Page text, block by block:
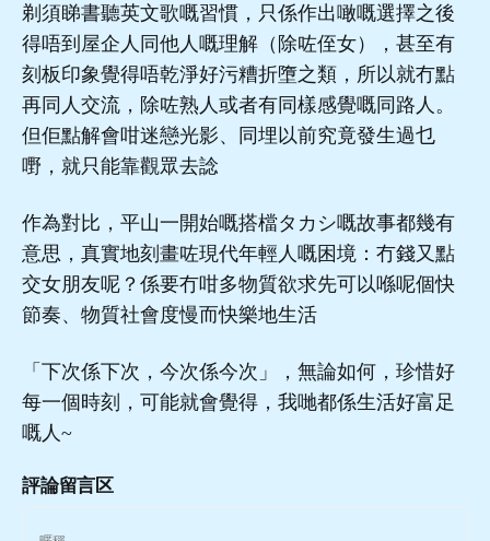
剃須睇書聽英文歌嘅習慣，只係作出噉嘅選擇之後
得唔到屋企人同他人嘅理解（除咗侄女），甚至有
刻板印象覺得唔乾淨好污糟折墮之類，所以就冇點
再同人交流，除咗熟人或者有同樣感覺嘅同路人。
但佢點解會咁迷戀光影、同埋以前究竟發生過乜
嘢，就只能靠觀眾去諗
作為對比，平山一開始嘅搭檔タカシ嘅故事都幾有
意思，真實地刻畫咗現代年輕人嘅困境：冇錢又點
交女朋友呢？係要冇咁多物質欲求先可以喺呢個快
節奏、物質社會度慢而快樂地生活
「下次係下次，今次係今次」，無論如何，珍惜好
每一個時刻，可能就會覺得，我哋都係生活好富足
嘅人~
評論留言区